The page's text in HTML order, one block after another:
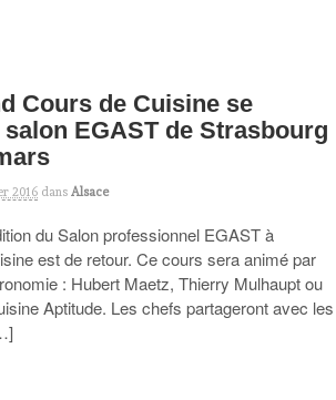
Cours de Cuisine se
EGAST de Strasbourg
2016 dans Alsace
du Salon professionnel EGAST à
est de retour. Ce cours sera animé par
: Hubert Maetz, Thierry Mulhaupt ou
Aptitude. Les chefs partageront avec les